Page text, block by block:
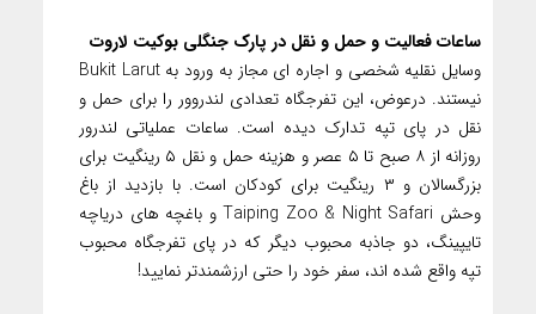
ساعات فعالیت و حمل و نقل در پارک جنگلی بوکیت لاروت
وسایل نقلیه شخصی و اجاره ای مجاز به ورود به Bukit Larut
نیستند. درعوض، این تفرجگاه تعدادی لندروور را برای حمل و
نقل در پای تپه تدارک دیده است. ساعات عملیاتی لندرور
روزانه از ۸ صبح تا ۵ عصر و هزینه حمل و نقل ۵ رینگیت برای
بزرگسالان و ۳ رینگیت برای کودکان است. با بازدید از باغ
وحش Taiping Zoo & Night Safari و باغچه های دریاچه
تایپینگ، دو جاذبه محبوب دیگر که در پای تفرجگاه محبوب
تپه واقع شده اند، سفر خود را حتی ارزشمندتر نمایید!